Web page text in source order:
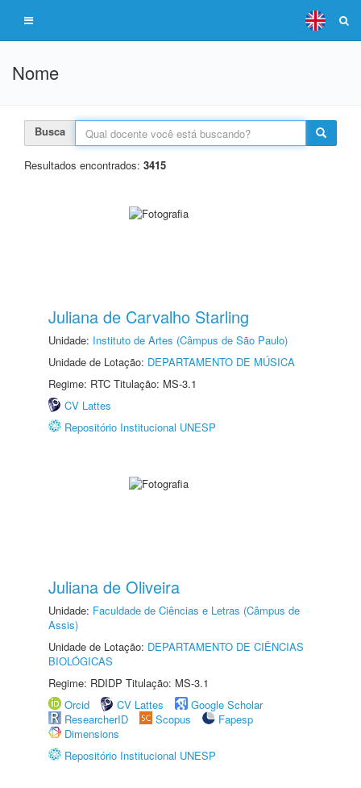
Nome
Busca
Resultados encontrados: 3415
Juliana de Carvalho Starling
Unidade: Instituto de Artes (Câmpus de São Paulo)
Unidade de Lotação: DEPARTAMENTO DE MÚSICA
Regime: RTC Titulação: MS-3.1
CV Lattes
Repositório Institucional UNESP
Juliana de Oliveira
Unidade: Faculdade de Ciências e Letras (Câmpus de
Assis)
Unidade de Lotação: DEPARTAMENTO DE CIÊNCIAS
BIOLÓGICAS
Regime: RDIDP Titulação: MS-3.1
Orcid
CV Lattes
Google Scholar
ResearcherID
Scopus
Fapesp
Dimensions
Repositório Institucional UNESP